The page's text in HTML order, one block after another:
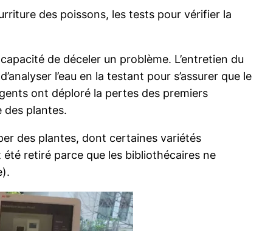
des poissons, les tests pour vérifier la
de déceler un problème. L’entretien du
l’eau en la testant pour s’assurer que le
ont déploré la pertes des premiers
des plantes.
des plantes, dont certaines variétés
retiré parce que les bibliothécaires ne